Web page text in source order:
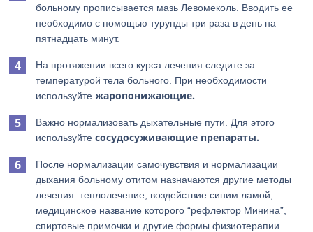
больному прописывается мазь Левомеколь. Вводить ее
необходимо с помощью турунды три раза в день на
пятнадцать минут.
На протяжении всего курса лечения следите за
температурой тела больного. При необходимости
используйтежаропонижающие.
Важно нормализовать дыхательные пути. Для этого
используйтесосудосуживающие препараты.
После нормализации самочувствия и нормализации
дыхания больному отитом назначаются другие методы
лечения: теплолечение, воздействие синим ламой,
медицинское название которого “рефлектор Минина”,
спиртовые примочки и другие формы физиотерапии.